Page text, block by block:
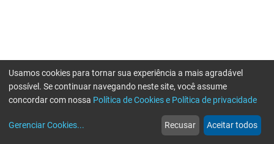
web
Notícias
more_horiz
Mais
Usamos cookies para tornar sua experiência a mais agradável
possível. Se continuar navegando neste site, você assume
concordar com nossa Política de Cookies e Política de privacidade
Gerenciar Cookies... Recusar Aceitar todos
Erro ao enviar informações, por favor tente novamente